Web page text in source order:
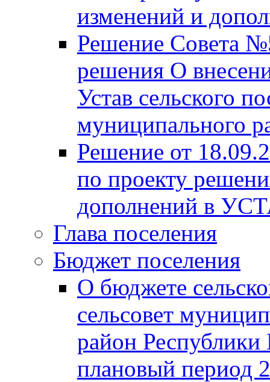
изменений и
Решение Совета
решения О
Устав сельского
муниципального
Решение от
по проекту
дополнений в
Глава поселения
Бюджет поселения
О бюджете
сельсовет
район Республики
плановый период